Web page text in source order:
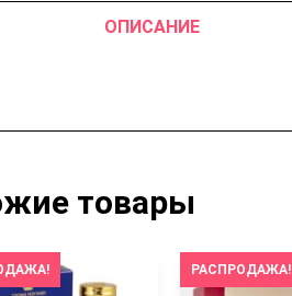
ОПИСАНИЕ
товары
РАСПРОДАЖА!